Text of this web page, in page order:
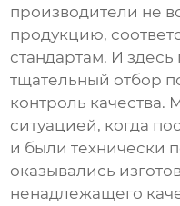
производители не
продукцию,
стандартам. И
тщательный отбор
контроль качества.
ситуацией, когда
и были технически
оказывались
ненадлежащего